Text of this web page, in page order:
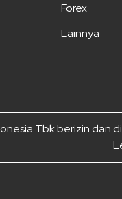
Forex
Lainnya
Tbk berizin dan